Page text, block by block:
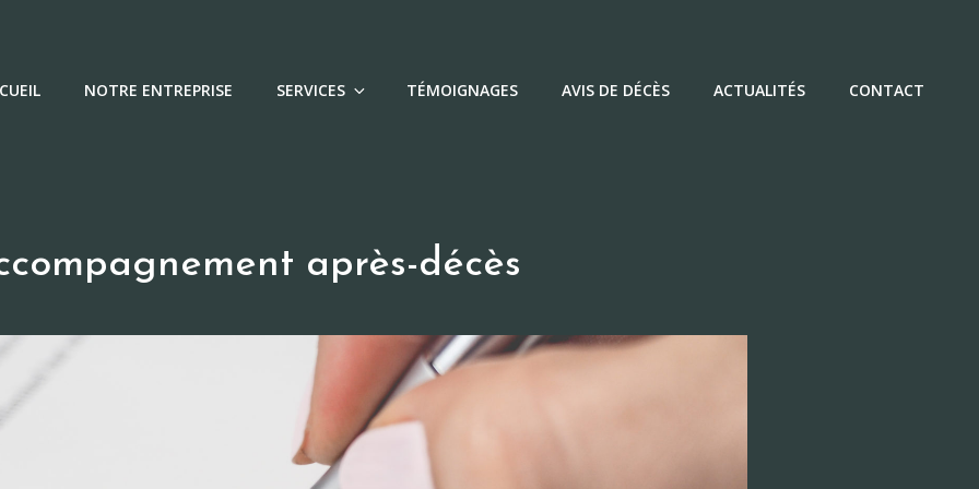
NOTRE ENTREPRISE SERVICES TÉMOIGNAGES AVIS DE DÉCÈS ACTUALITÉS CONTACT
après-décès